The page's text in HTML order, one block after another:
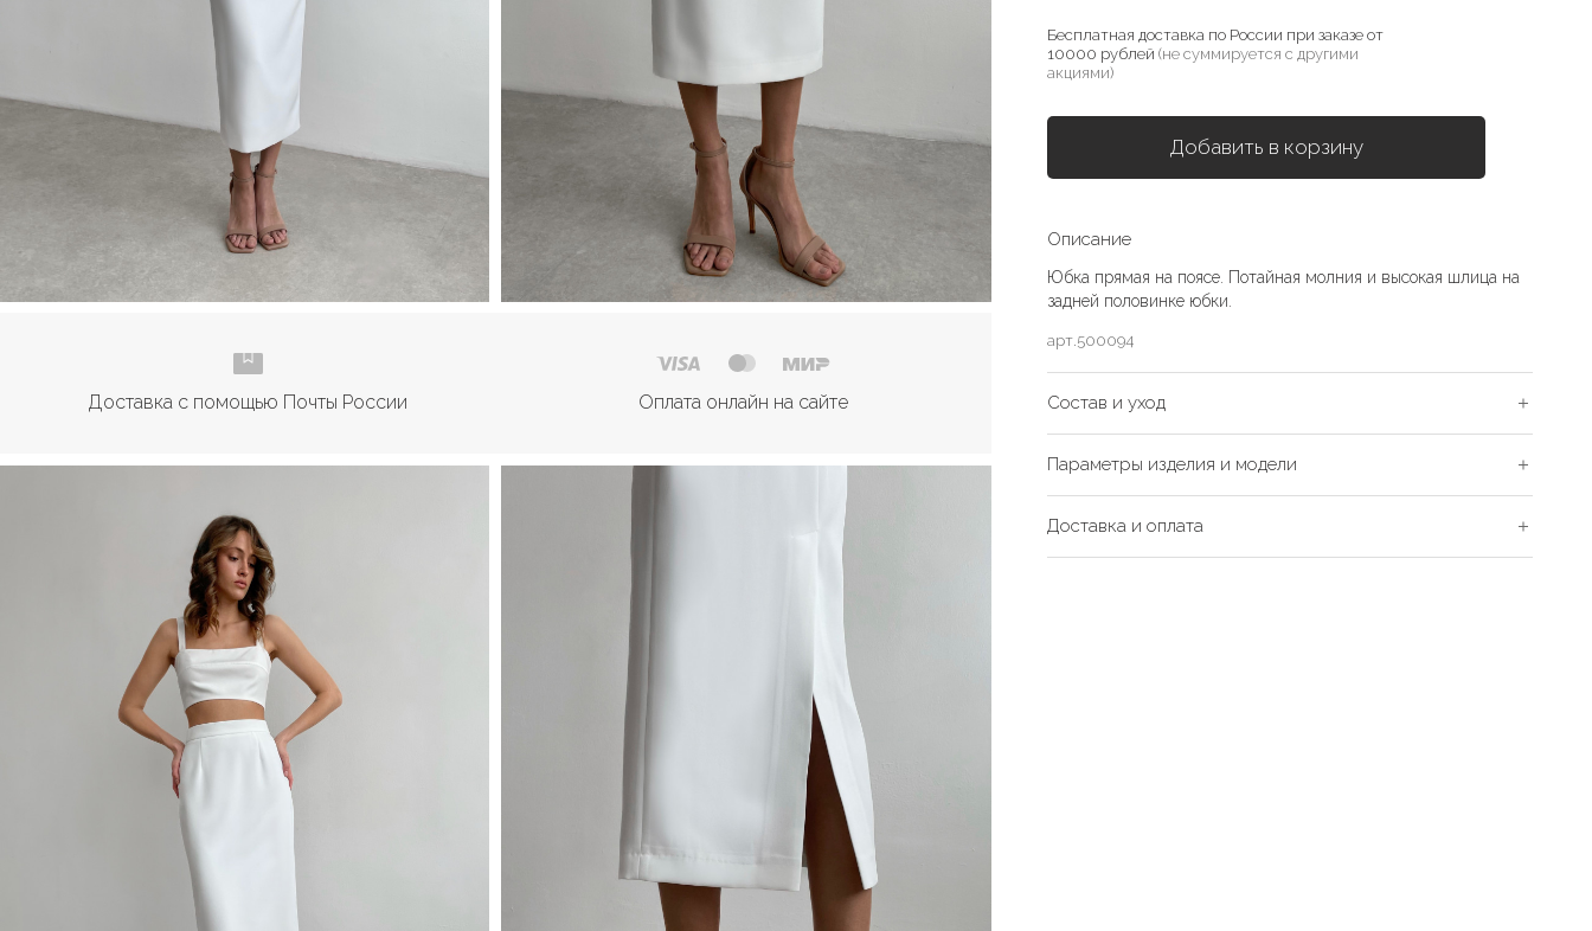
Доставка с помощью Почты России Оплата онлайн на сайте
Бесплатная доставка по России при заказе от
10000 рублей (не суммируется с другими
акциями)
Добавить в корзину
Описание
Юбка прямая на поясе. Потайная молния и высокая шлица на
задней половинке юбки.
арт.500094
Состав и уход
Параметры изделия и модели
Доставка и оплата